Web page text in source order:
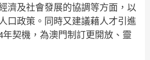
濟及社會發展的協調等方面，以
口政策。同時又建議藉人才引進
契機，為澳門制訂更開放、靈